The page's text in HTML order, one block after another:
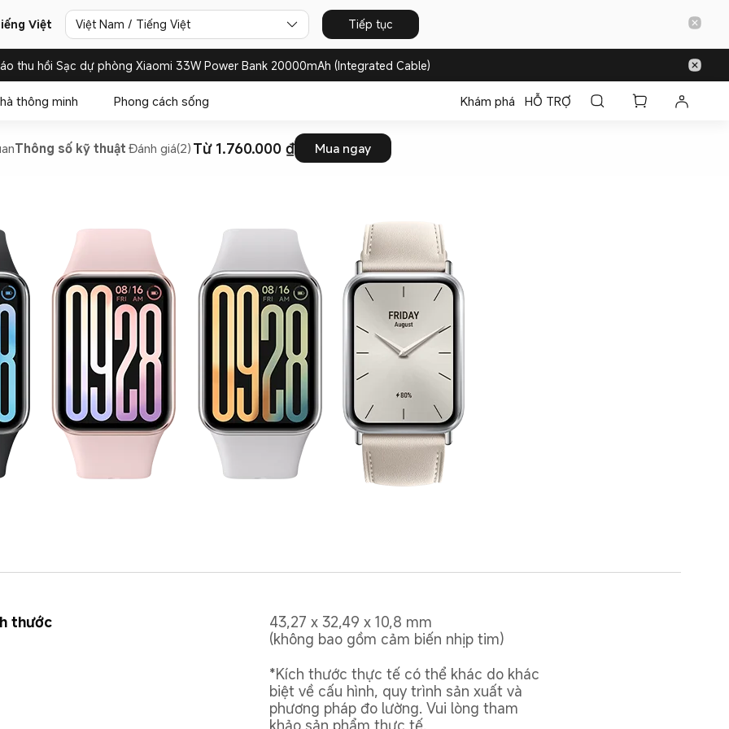
Việt Việt Nam / Tiếng Việt Tiếp tục
thu hồi Sạc dự phòng Xiaomi 33W Power Bank 20000mAh (Integrated Cable)
thông minh Phong cách sống Khám phá HỖ TRỢ
Thông số kỹ thuật Đánh giá(2) Từ 1.760.000 ₫ Mua ngay
thước
43,27 x 32,49 x 10,8 mm
(không bao gồm cảm biến nhịp tim)
*Kích thước thực tế có thể khác do khác
biệt về cấu hình, quy trình sản xuất và
phương pháp đo lường. Vui lòng tham
khảo sản phẩm thực tế.